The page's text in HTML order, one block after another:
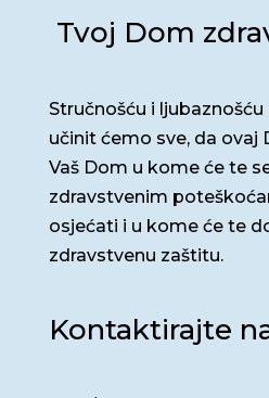
Tvoj Dom
Stručnošću i
učinit ćemo sve, da ovaj
Vaš Dom u kome će te
zdravstvenim
osjećati i u kome će te
zdravstvenu zaštitu.
Kontaktirajte